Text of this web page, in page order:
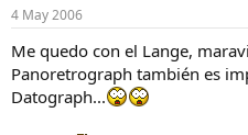
4 May 2006
Me quedo con el Lange,
Panoretrograph también es
Datograph...